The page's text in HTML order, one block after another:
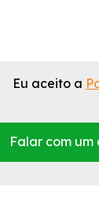
Eu aceito a
Falar com um